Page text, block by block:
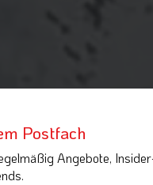
Postfach
Angebote,